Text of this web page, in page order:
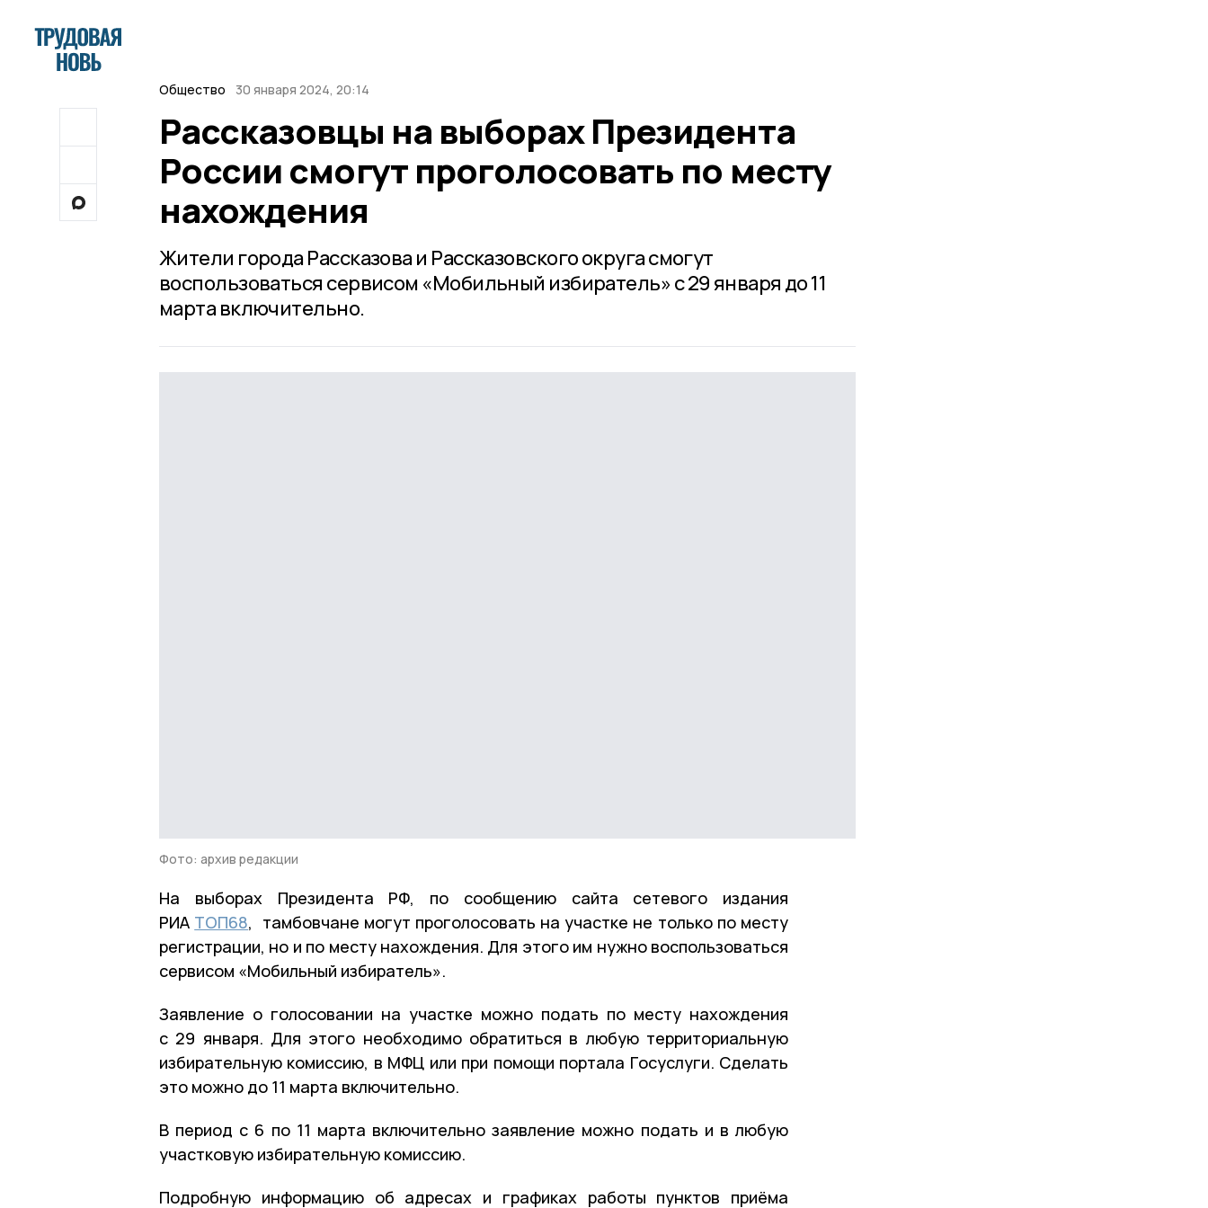
Общество 30 января 2024, 20:14
Рассказовцы на выборах Президента
России смогут проголосовать по месту
нахождения
Жители города Рассказова и Рассказовского округа смогут
воспользоваться сервисом «Мобильный избиратель» с 29 января до 11
марта включительно.
Фото: архив редакции
На выборах Президента РФ, по сообщению сайта сетевого издания
РИА ТОП68, тамбовчане могут проголосовать на участке не только по месту
регистрации, но и по месту нахождения. Для этого им нужно воспользоваться
сервисом «Мобильный избиратель».
Заявление о голосовании на участке можно подать по месту нахождения
с 29 января. Для этого необходимо обратиться в любую территориальную
избирательную комиссию, в МФЦ или при помощи портала Госуслуги. Сделать
это можно до 11 марта включительно.
В период с 6 по 11 марта включительно заявление можно подать и в любую
участковую избирательную комиссию.
Подробную информацию об адресах и графиках работы пунктов приёма